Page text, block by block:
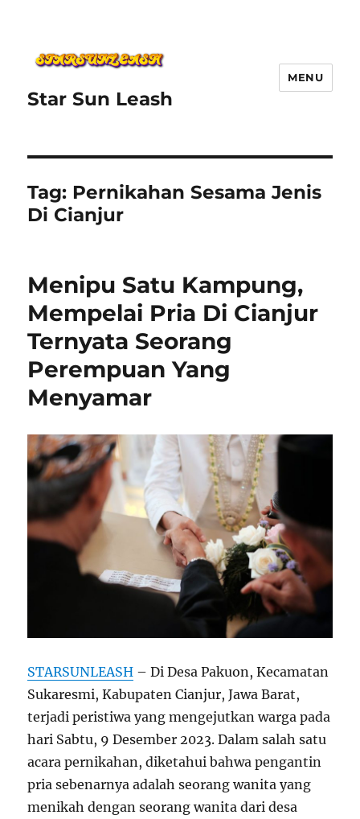
Star Sun Leash
MENU
Tag: Pernikahan Sesama Jenis
Di Cianjur
Menipu Satu Kampung,
Mempelai Pria Di Cianjur
Ternyata Seorang
Perempuan Yang
Menyamar
STARSUNLEASH – Di Desa Pakuon, Kecamatan
Sukaresmi, Kabupaten Cianjur, Jawa Barat,
terjadi peristiwa yang mengejutkan warga pada
hari Sabtu, 9 Desember 2023. Dalam salah satu
acara pernikahan, diketahui bahwa pengantin
pria sebenarnya adalah seorang wanita yang
menikah dengan seorang wanita dari desa